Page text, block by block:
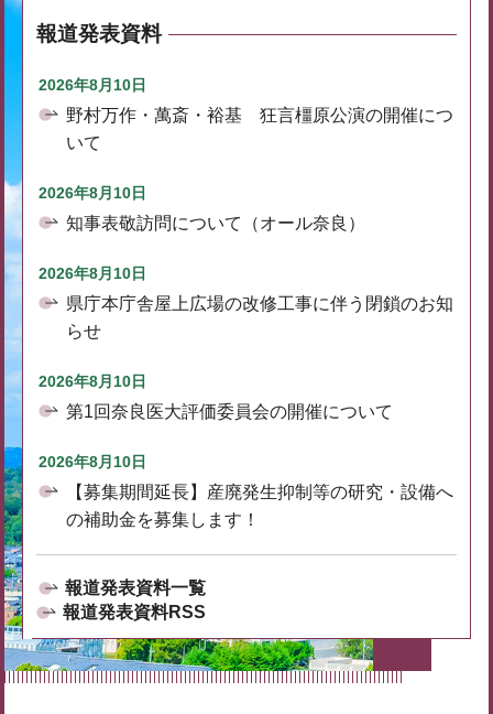
報道発表資料
2026年8月10日
野村万作・萬斎・裕基 狂言橿原公演の開催につ
いて
2026年8月10日
知事表敬訪問について（オール奈良）
2026年8月10日
県庁本庁舎屋上広場の改修工事に伴う閉鎖のお知
らせ
2026年8月10日
第1回奈良医大評価委員会の開催について
2026年8月10日
【募集期間延長】産廃発生抑制等の研究・設備へ
の補助金を募集します！
報道発表資料一覧
報道発表資料RSS